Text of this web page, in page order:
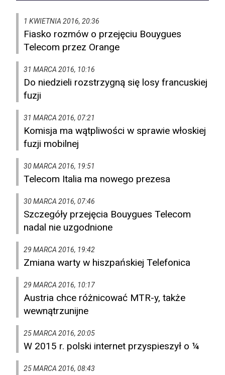
1 KWIETNIA 2016, 20:36
Fiasko rozmów o przejęciu Bouygues
Telecom przez Orange
31 MARCA 2016, 10:16
Do niedzieli rozstrzygną się losy francuskiej
fuzji
31 MARCA 2016, 07:21
Komisja ma wątpliwości w sprawie włoskiej
fuzji mobilnej
30 MARCA 2016, 19:51
Telecom Italia ma nowego prezesa
30 MARCA 2016, 07:46
Szczegóły przejęcia Bouygues Telecom
nadal nie uzgodnione
29 MARCA 2016, 19:42
Zmiana warty w hiszpańskiej Telefonica
29 MARCA 2016, 10:17
Austria chce różnicować MTR-y, także
wewnątrzunijne
25 MARCA 2016, 20:05
W 2015 r. polski internet przyspieszył o ¼
25 MARCA 2016, 08:43